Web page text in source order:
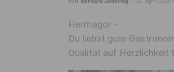
Hermagor -
Du liebst gute
Qualität auf Herzlichkeit